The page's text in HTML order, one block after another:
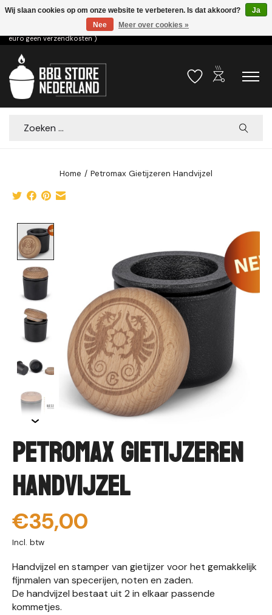
Voor 15.00u besteld dezelfde dag verzonden! ( 6,95 verzendkosten, vanaf 75
euro geen verzendkosten )
Verlanglijst
outdoor_grill
Zoeken
Home / Petromax Gietijzeren Handvijzel
Petromax Gietijzeren
Handvijzel
€35,00
Incl. btw
Handvijzel en stamper van gietijzer voor het gemakkelijk
fijnmalen van specerijen, noten en zaden.
De handvijzel bestaat uit 2 in elkaar passende
kommetjes.
Wij slaan cookies op om onze website te verbeteren. Is dat akkoord?
Ja
Nee
Meer over cookies »